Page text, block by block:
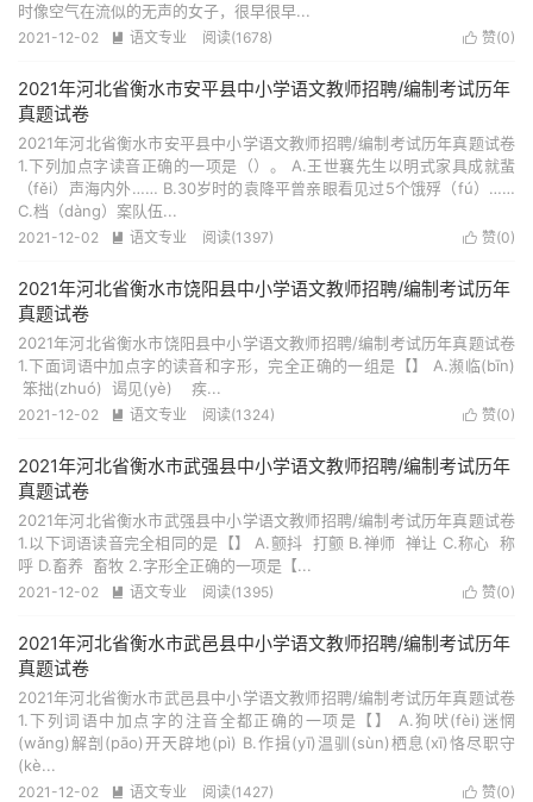
时像空气在流似的无声的女子，很早很早...
2021-12-02  语文专业 阅读(1678)  赞(0)
2021年河北省衡水市安平县中小学语文教师招聘/编制考试历年
真题试卷
2021年河北省衡水市安平县中小学语文教师招聘/编制考试历年真题试卷
1.下列加点字读音正确的一项是（）。 A.王世襄先生以明式家具成就蜚
（fěi）声海内外…… B.30岁时的袁降平曾亲眼看见过5个饿殍（fú）……
C.档（dàng）案队伍...
2021-12-02  语文专业 阅读(1397)  赞(0)
2021年河北省衡水市饶阳县中小学语文教师招聘/编制考试历年
真题试卷
2021年河北省衡水市饶阳县中小学语文教师招聘/编制考试历年真题试卷
1.下面词语中加点字的读音和字形，完全正确的一组是【】 A.濒临(bīn)
笨拙(zhuó) 谒见(yè) 疾...
2021-12-02  语文专业 阅读(1324)  赞(0)
2021年河北省衡水市武强县中小学语文教师招聘/编制考试历年
真题试卷
2021年河北省衡水市武强县中小学语文教师招聘/编制考试历年真题试卷
1.以下词语读音完全相同的是【】 A.颤抖 打颤 B.禅师 禅让 C.称心 称
呼 D.畜养 畜牧 2.字形全正确的一项是【...
2021-12-02  语文专业 阅读(1395)  赞(0)
2021年河北省衡水市武邑县中小学语文教师招聘/编制考试历年
真题试卷
2021年河北省衡水市武邑县中小学语文教师招聘/编制考试历年真题试卷
1.下列词语中加点字的注音全都正确的一项是【】 A.狗吠(fèi)迷惘
(wǎng)解剖(pāo)开天辟地(pì) B.作揖(yī)温驯(sùn)栖息(xī)恪尽职守
(kè...
2021-12-02  语文专业 阅读(1427)  赞(0)